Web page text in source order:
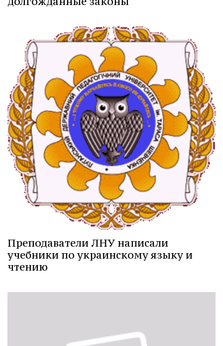
Преподаватели ЛНУ написали
учебники по украинскому языку и
чтению